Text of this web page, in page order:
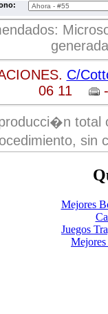
C/
06 11
-
total
sin
Mejores
Juegos